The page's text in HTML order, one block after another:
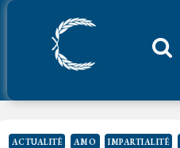
Aller
ACTUALITÉ AMO IMPARTIALITÉ